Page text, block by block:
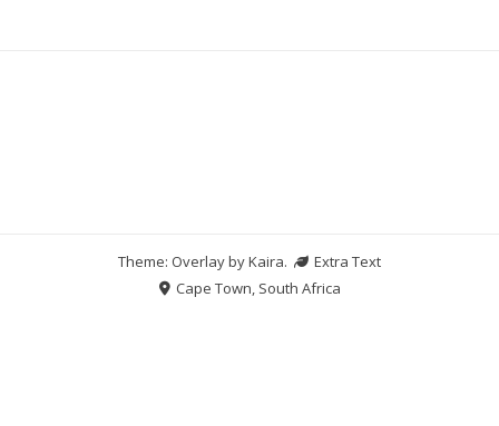
Theme: Overlay byKaira.
Extra Text
Cape Town, South Africa